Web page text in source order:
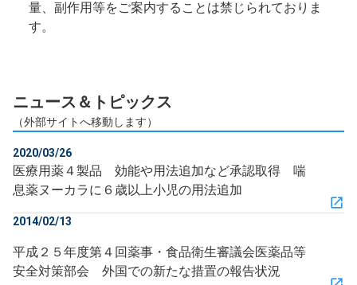
量、副作用等をご案内することは禁じられておりま
す。
ニュース＆トピックス
（外部サイトへ移動します）
2020/03/26
医療用薬４製品 効能や用法追加など承認取得 喘
息薬ヌーカラに６歳以上小児の用法追加
2014/02/13
平成２５年度第４回薬事・食品衛生審議会医薬品等
安全対策部会 外国での新たな措置の報告状況